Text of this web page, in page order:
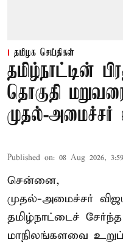
தமிழக செய்திகள்
தமிழ்நாட்டின்
தொகுதி
முதல்-அமைச்சர்
Published on: 08 Aug 2026,
சென்னை,
முதல்-அமைச்சர்
தமிழ்நாட்டைச்
மாநிலங்களவை